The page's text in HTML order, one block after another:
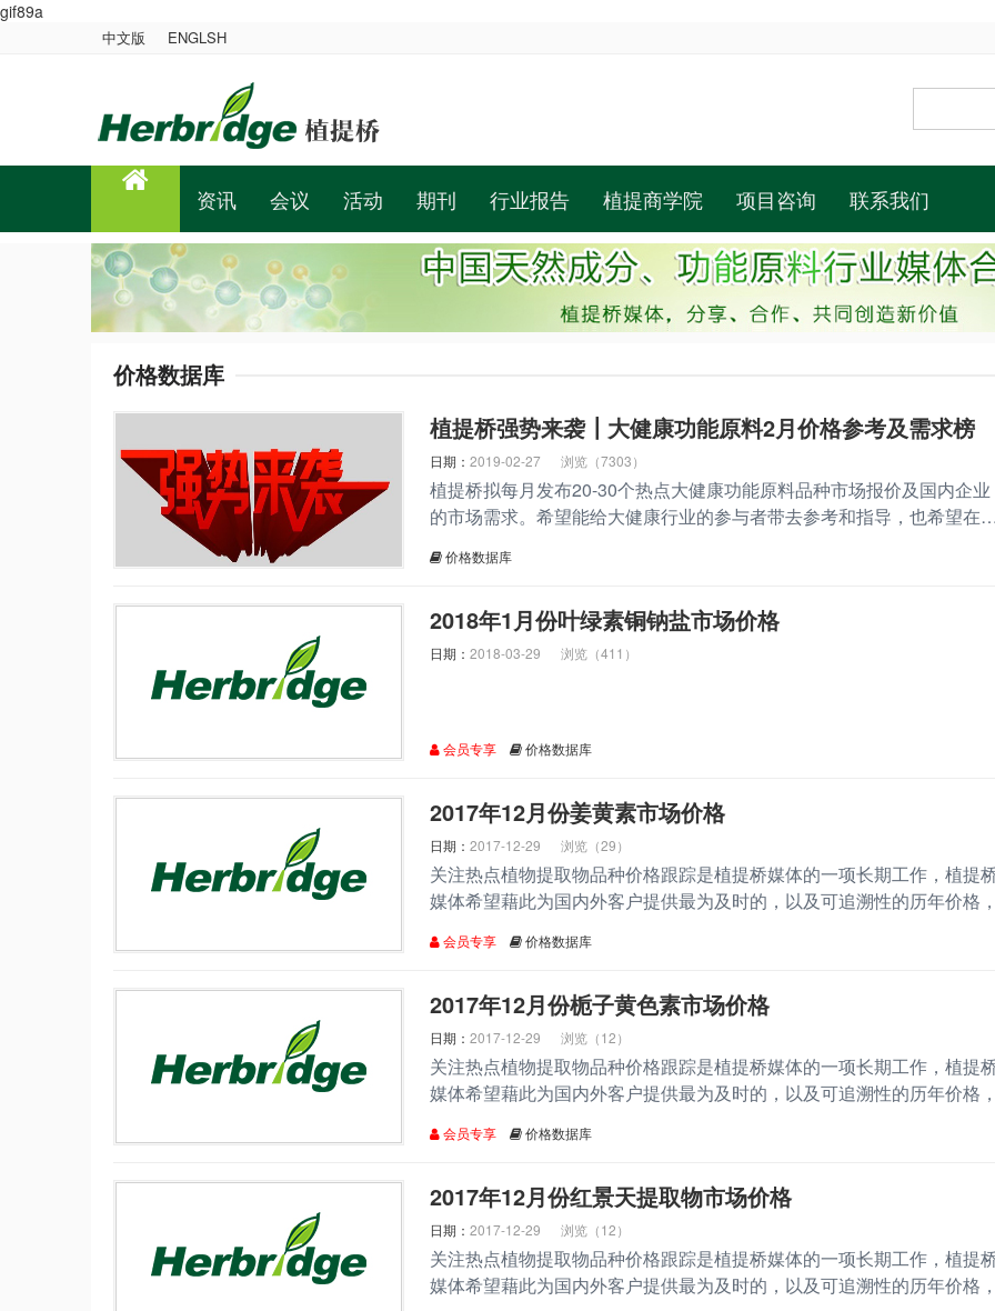
gif89a
中文版 ENGLSH
资讯 会议 活动 期刊 行业报告 植提商学院 项目咨询 联系我们
价格数据库
植提桥强势来袭┃大健康功能原料2月价格参考及需求榜
日期： 2019-02-27 浏览（7303）
植提桥拟每月发布20-30个热点大健康功能原料品种市场报价及国内企业
的市场需求。希望能给大健康行业的参与者带去参考和指导，也希望在
价格数据库
2018年1月份叶绿素铜钠盐市场价格
日期： 2018-03-29 浏览（411）
会员专享 价格数据库
​2017年12月份姜黄素市场价格
日期： 2017-12-29 浏览（29）
关注热点植物提取物品种价格跟踪是植提桥媒体的一项长期工作，植提
媒体希望藉此为国内外客户提供最为及时的，以及可追溯性的历年价格，
会员专享 价格数据库
​2017年12月份栀子黄色素市场价格
日期： 2017-12-29 浏览（12）
关注热点植物提取物品种价格跟踪是植提桥媒体的一项长期工作，植提
媒体希望藉此为国内外客户提供最为及时的，以及可追溯性的历年价格，
会员专享 价格数据库
​2017年12月份红景天提取物市场价格
日期： 2017-12-29 浏览（12）
关注热点植物提取物品种价格跟踪是植提桥媒体的一项长期工作，植提
媒体希望藉此为国内外客户提供最为及时的，以及可追溯性的历年价格，